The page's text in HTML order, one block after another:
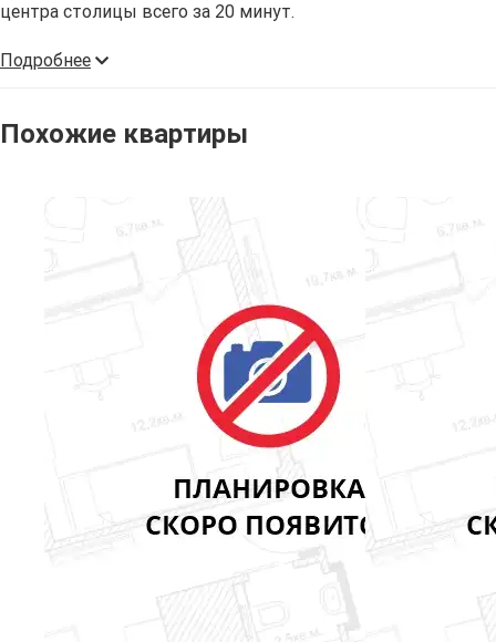
центра столицы всего за 20 минут.
Подробнее
Похожие квартиры